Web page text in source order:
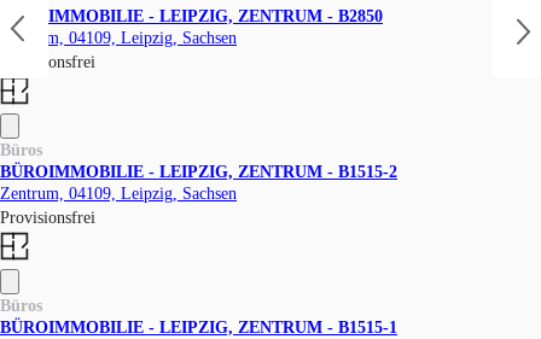
BÜROIMMOBILIE - LEIPZIG, ZENTRUM - B2850
Zentrum, 04109, Leipzig, Sachsen
Provisionsfrei
Büros
BÜROIMMOBILIE - LEIPZIG, ZENTRUM - B1515-2
Zentrum, 04109, Leipzig, Sachsen
Provisionsfrei
Büros
BÜROIMMOBILIE - LEIPZIG, ZENTRUM - B1515-1